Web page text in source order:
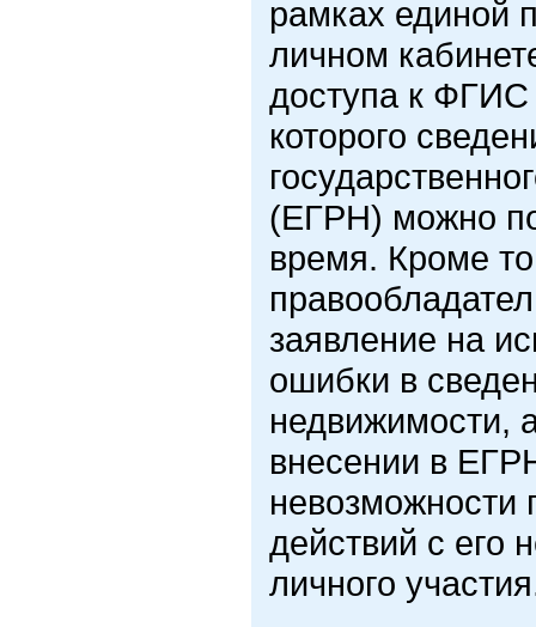
рамках единой
личном
доступа к
которого
(ЕГРН) можно
время. Кроме
заявление на
ошибки в
недвижимости,
внесении в
действий с его
личного